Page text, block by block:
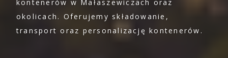
kontenerów w Małaszewiczach oraz
okolicach. Oferujemy składowanie,
transport oraz personalizację kontenerów.